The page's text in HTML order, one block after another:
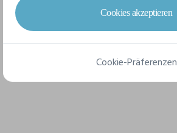
5 verfügbare Größen
M L XL
Cookies akzeptieren
Cookie-Präferenzen